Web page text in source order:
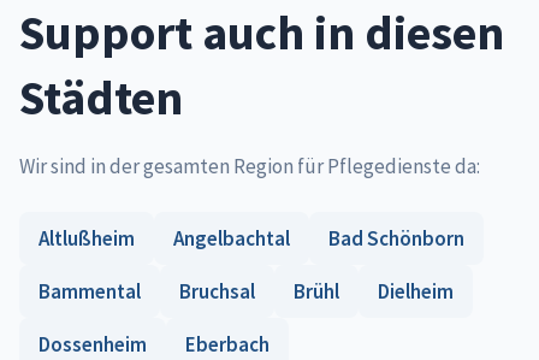
Support auch in diesen
Städten
Wir sind in der gesamten Region für Pflegedienste da:
Altlußheim Angelbachtal
Bad Schönborn
Bammental
Bruchsal Brühl
Dielheim
Dossenheim
Eberbach